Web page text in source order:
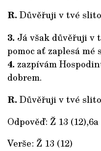
R. Důvěřuji v tvé
3. Já však důvěřuji v
pomoc ať zaplesá mé
4. zazpívám
dobrem.
R. Důvěřuji v tvé
Odpověď: Ž 13 (12),6a
Verše: Ž 13 (12)